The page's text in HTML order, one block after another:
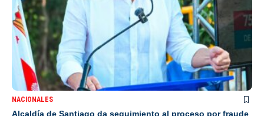
NACIONALES
Alcaldía de Santiago da seguimiento al proceso por fraude